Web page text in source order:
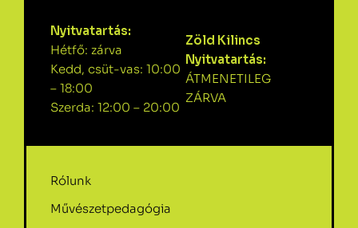
Nyitvatartás:
Hétfő: zárva
Kedd, csüt-vas: 10:00
– 18:00
Szerda: 12:00 – 20:00
Zöld Kilincs
Nyitvatartás:
ÁTMENETILEG
ZÁRVA
Rólunk
Művészetpedagógia